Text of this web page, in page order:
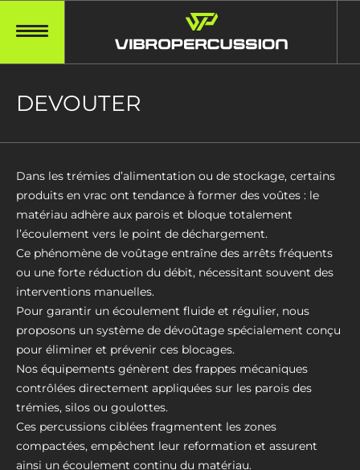
DEVOUTER
Dans les trémies d’alimentation ou de stockage, certains
produits en vrac ont tendance à former des voûtes : le
matériau adhère aux parois et bloque totalement
l’écoulement vers le point de déchargement.
Ce phénomène de voûtage entraîne des arrêts fréquents
ou une forte réduction du débit, nécessitant souvent des
interventions manuelles.
Pour garantir un écoulement fluide et régulier, nous
proposons un système de dévoûtage spécialement conçu
pour éliminer et prévenir ces blocages.
Nos équipements génèrent des frappes mécaniques
contrôlées directement appliquées sur les parois des
trémies, silos ou goulottes.
Ces percussions ciblées fragmentent les zones
compactées, empêchent leur reformation et assurent
ainsi un écoulement continu du matériau.